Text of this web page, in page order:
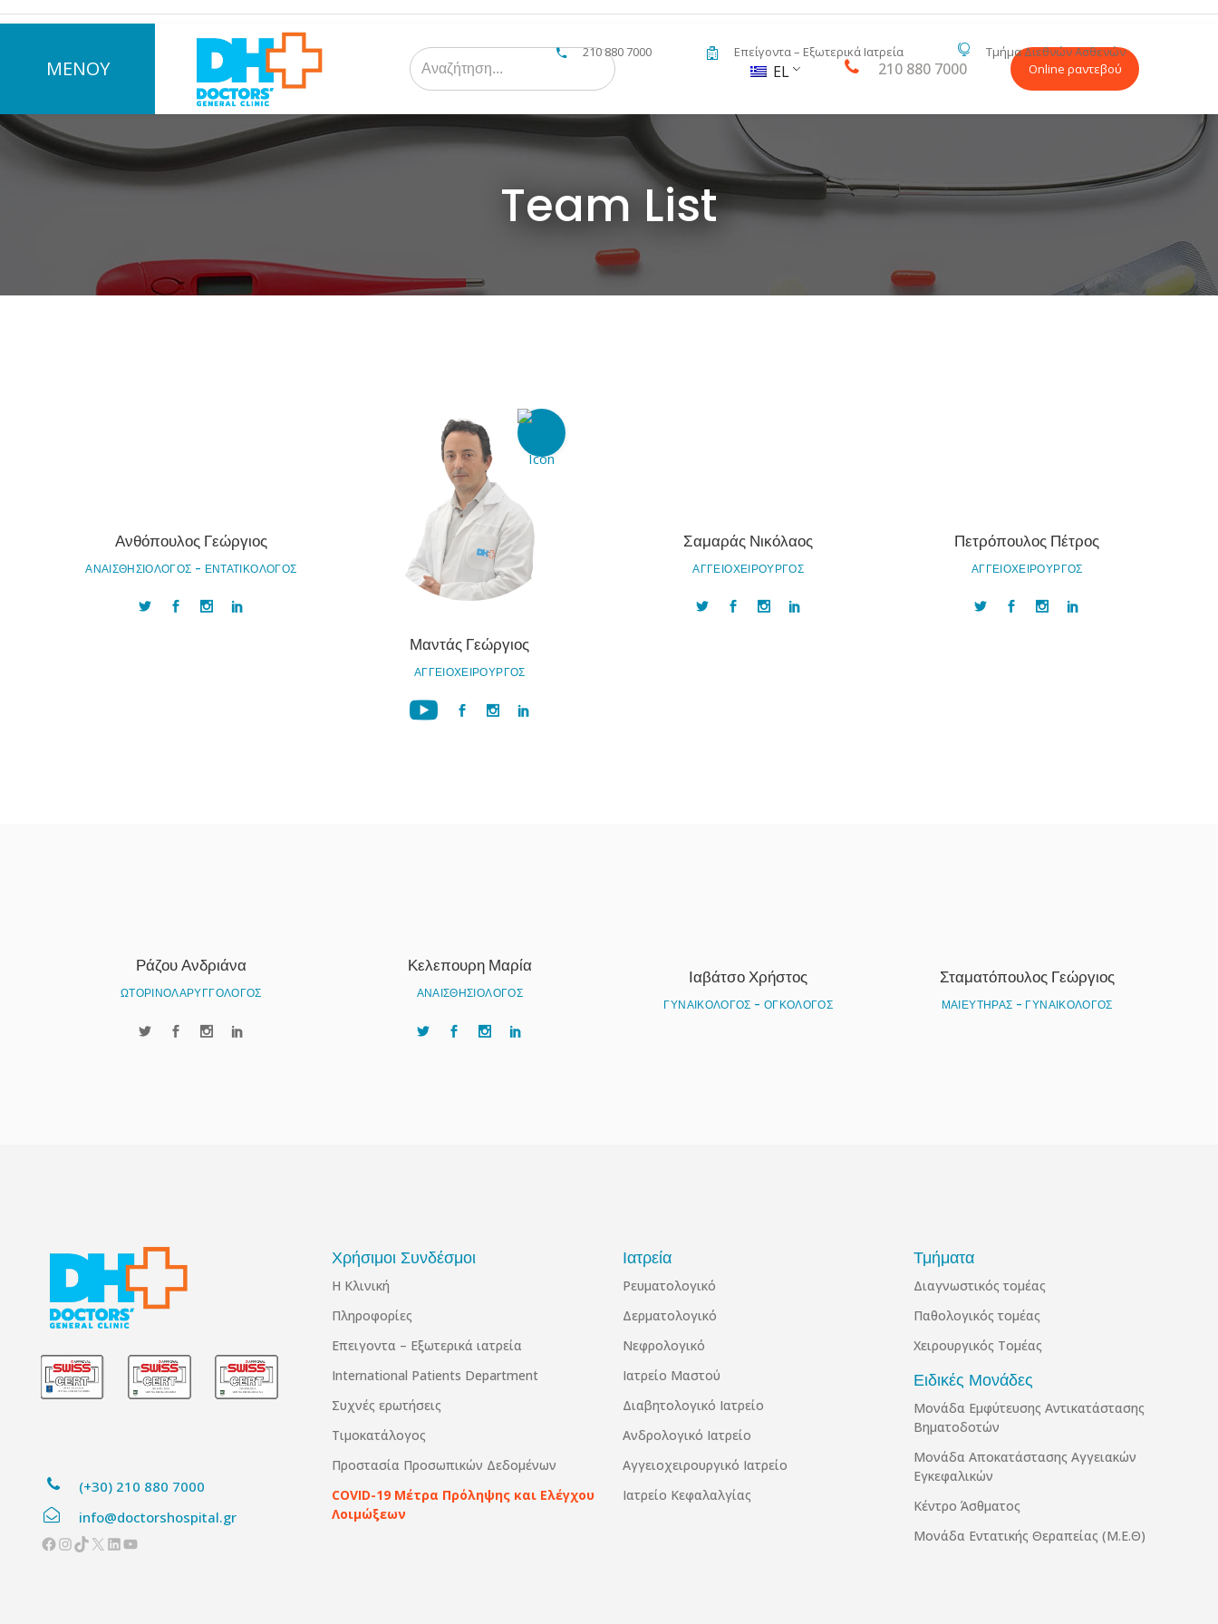
210 880 7000 Επείγοντα – Εξωτερικά Ιατρεία Τμήμα Διεθνών Ασθενών
ΜΕΝΟΥ
Search
for: EL 210 880 7000 Online ραντεβού
Team List
Ανθόπουλος Γεώργιος
ΑΝΑΙΣΘΗΣΙΟΛΟΓΟΣ - ΕΝΤΑΤΙΚΟΛΟΓΟΣ
Μαντάς Γεώργιος
ΑΓΓΕΙΟΧΕΙΡΟΥΡΓΟΣ
Σαμαράς Νικόλαος
ΑΓΓΕΙΟΧΕΙΡΟΥΡΓΟΣ
Πετρόπουλος Πέτρος
ΑΓΓΕΙΟΧΕΙΡΟΥΡΓΟΣ
Ράζου Ανδριάνα
ΩΤΟΡΙΝΟΛΑΡΥΓΓΟΛΟΓΟΣ
Κελεπουρη Μαρία
ΑΝΑΙΣΘΗΣΙΟΛΟΓΟΣ
Ιαβάτσο Χρήστος
ΓΥΝΑΙΚΟΛΟΓΟΣ - ΟΓΚΟΛΟΓΟΣ
Σταματόπουλος Γεώργιος
ΜΑΙΕΥΤΗΡΑΣ - ΓΥΝΑΙΚΟΛΟΓΟΣ
(+30) 210 880 7000
info@doctorshospital.gr
Facebook
Instagram
TikTok
X Linkedin
YouTube
Χρήσιμοι Συνδέσμοι
Η Κλινική
Πληροφορίες
Επειγοντα – Εξωτερικά ιατρεία
International Patients Department
Συχνές ερωτήσεις
Τιμοκατάλογος
Προστασία Προσωπικών Δεδομένων
COVID-19 Μέτρα Πρόληψης και Ελέγχου
Λοιμώξεων
Ιατρεία
Ρευματολογικό
Δερματολογικό
Νεφρολογικό
Ιατρείο Μαστού
Διαβητολογικό Ιατρείο
Ανδρολογικό Ιατρείο
Αγγειοχειρουργικό Ιατρείο
Ιατρείο Κεφαλαλγίας
Τμήματα
Διαγνωστικός τομέας
Παθολογικός τομέας
Χειρουργικός Τομέας
Ειδικές Μονάδες
Μονάδα Εμφύτευσης Αντικατάστασης
Βηματοδοτών
Μονάδα Αποκατάστασης Αγγειακών
Εγκεφαλικών
Κέντρο Άσθματος
Μονάδα Εντατικής Θεραπείας (Μ.Ε.Θ)